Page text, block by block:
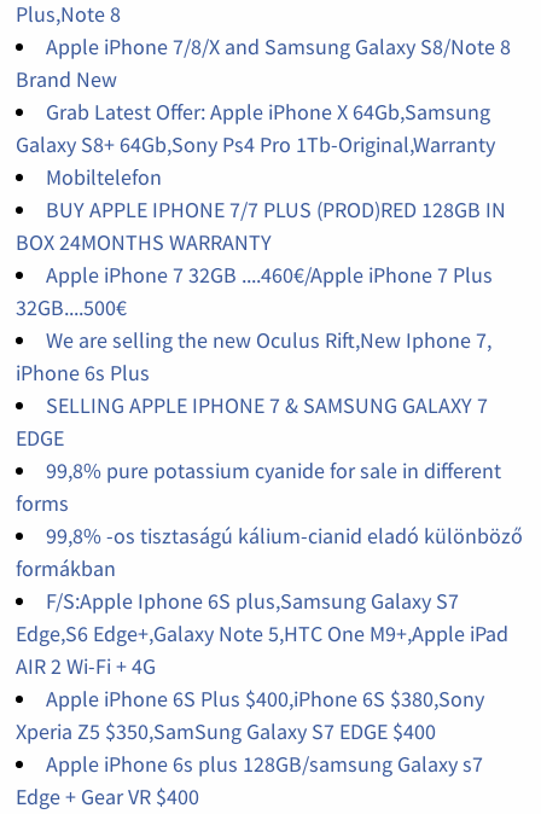
Plus,Note 8
Apple iPhone 7/8/X and Samsung Galaxy S8/Note 8
Brand New
Grab Latest Offer: Apple iPhone X 64Gb,Samsung
Galaxy S8+ 64Gb,Sony Ps4 Pro 1Tb-Original,Warranty
Mobiltelefon
BUY APPLE IPHONE 7/7 PLUS (PROD)RED 128GB IN
BOX 24MONTHS WARRANTY
Apple iPhone 7 32GB ....460€/Apple iPhone 7 Plus
32GB....500€
We are selling the new Oculus Rift,New Iphone 7,
iPhone 6s Plus
SELLING APPLE IPHONE 7 & SAMSUNG GALAXY 7
EDGE
99,8% pure potassium cyanide for sale in different
forms
99,8% -os tisztaságú kálium-cianid eladó különböző
formákban
F/S:Apple Iphone 6S plus,Samsung Galaxy S7
Edge,S6 Edge+,Galaxy Note 5,HTC One M9+,Apple iPad
AIR 2 Wi-Fi + 4G
Apple iPhone 6S Plus $400,iPhone 6S $380,Sony
Xperia Z5 $350,SamSung Galaxy S7 EDGE $400
Apple iPhone 6s plus 128GB/samsung Galaxy s7
Edge + Gear VR $400